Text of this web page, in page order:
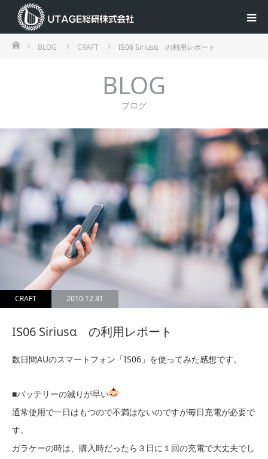
ホームBLOG CRAFT IS06 Siriusα の利用レポート
BLOG
ブログ
CRAFT 2010.12.31
IS06 Siriusα の利用レポート
数日間AUのスマートフォン「IS06」を使ってみた感想です。
■バッテリーの減りが早い
通常使用で一日はもつので不満はないのですが毎日充電が必要で
す。
ガラケーの時は、購入時だったら３日に１回の充電で大丈夫でし